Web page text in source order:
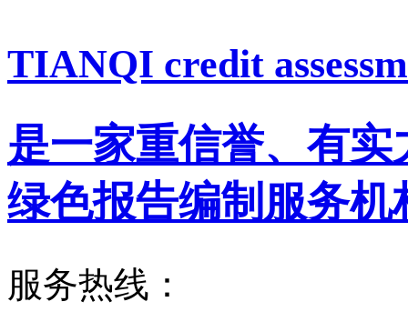
TIANQI credit
是一家重信誉、有
绿色报告编制服务机
服务热线：